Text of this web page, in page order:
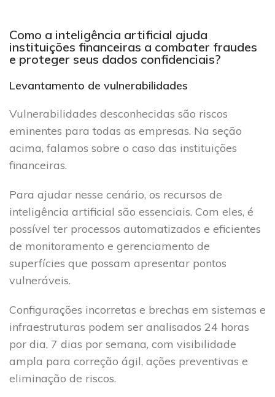
Como a inteligência artificial ajuda
instituições financeiras a combater fraudes
e proteger seus dados confidenciais?
Levantamento de vulnerabilidades
Vulnerabilidades desconhecidas são riscos
eminentes para todas as empresas. Na seção
acima, falamos sobre o caso das instituições
financeiras.
Para ajudar nesse cenário, os recursos de
inteligência artificial são essenciais. Com eles, é
possível ter processos automatizados e eficientes
de monitoramento e gerenciamento de
superfícies que possam apresentar pontos
vulneráveis.
Configurações incorretas e brechas em sistemas e
infraestruturas podem ser analisados 24 horas
por dia, 7 dias por semana, com visibilidade
ampla para correção ágil, ações preventivas e
eliminação de riscos.